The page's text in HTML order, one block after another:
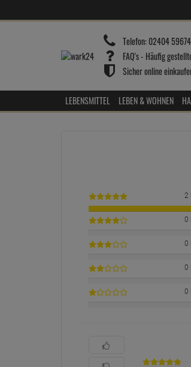
Telefon:02404
FAQ's - Häufig
Sicher online
LEBENSMITTEL LEBEN & WOHNEN
2
0
0
0
0